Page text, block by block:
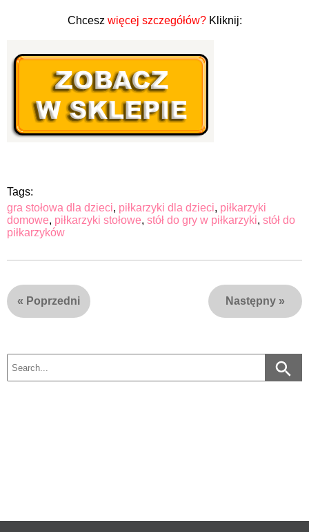
Chcesz więcej szczegółów?Kliknij:
Tags:
gra stołowa dla dzieci, piłkarzyki dla dzieci, piłkarzyki
domowe, piłkarzyki stołowe, stół do gry w piłkarzyki, stół do
piłkarzyków
« Poprzedni Następny »